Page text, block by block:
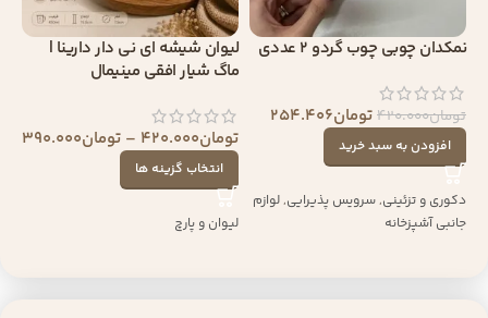
نمکدان چوبی چوب گردو 2 عددی
تومان420.000تومان254.406
افزودن به سبد خرید
دکوری و تزئینی,سرویس پذیرایی,لوازم
جانبی آشپزخانه
لیوان شیشه ای نی دار دارینا |
ماگ شیار افقی مینیمال
تومان420.000
– تومان390.000
انتخاب گزینه ها
لیوان و پارچ